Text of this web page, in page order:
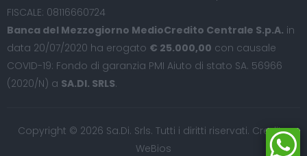
FISCALE: 08116660724
Banca del Mezzogiorno MedioCredito Centrale S.p.A. in
data 20/07/2020 ha erogato € 25.000,00 con causale
COVID-19: Fondo di garanzia PMI Aiuto di stato SA. 56966
(2020/N) a SA.DI. SRLS.
Copyright © 2026 Sa.Di. Srls. Tutti i diritti riservati. Credits:
WeBios